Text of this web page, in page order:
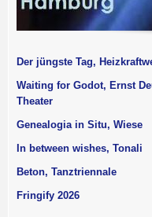
Der jüngste Tag,
Waiting for Godot, Ernst
Theater
Genealogia in Situ, Wiese
In between wishes, Tonali
Beton, Tanztriennale
Fringify 2026